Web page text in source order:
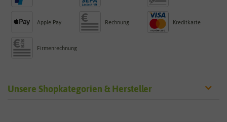
Apple Pay Rechnung Kreditkarte
Firmenrechnung
Unsere Shopkategorien & Hersteller